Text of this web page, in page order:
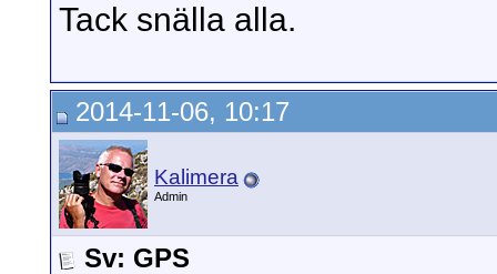
Tack snälla alla.
2014-11-06, 10:17
Kalimera
Admin
Sv: GPS